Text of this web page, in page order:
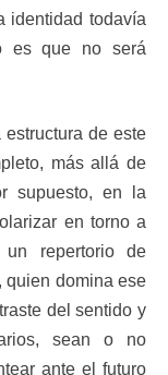
identidad todavía
es que no será
de este
más allá de
supuesto, en la
en torno a
un repertorio de
quien domina ese
del sentido y
sean o no
ante el futuro